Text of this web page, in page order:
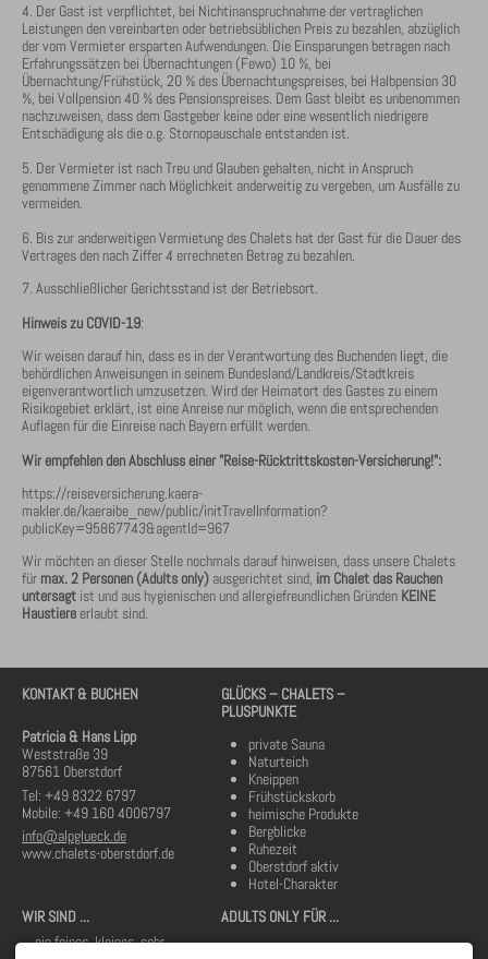
4. Der Gast ist verpflichtet, bei Nichtinanspruchnahme der vertraglichen
Leistungen den vereinbarten oder betriebsüblichen Preis zu bezahlen, abzüglich
der vom Vermieter ersparten Aufwendungen. Die Einsparungen betragen nach
Erfahrungssätzen bei Übernachtungen (Fewo) 10 %, bei
Übernachtung/Frühstück, 20 % des Übernachtungspreises, bei Halbpension 30
%, bei Vollpension 40 % des Pensionspreises. Dem Gast bleibt es unbenommen
nachzuweisen, dass dem Gastgeber keine oder eine wesentlich niedrigere
Entschädigung als die o.g. Stornopauschale entstanden ist.
5. Der Vermieter ist nach Treu und Glauben gehalten, nicht in Anspruch
genommene Zimmer nach Möglichkeit anderweitig zu vergeben, um Ausfälle zu
vermeiden.
6. Bis zur anderweitigen Vermietung des Chalets hat der Gast für die Dauer des
Vertrages den nach Ziffer 4 errechneten Betrag zu bezahlen.
7. Ausschließlicher Gerichtsstand ist der Betriebsort.
Hinweis zu COVID-19:
Wir weisen darauf hin, dass es in der Verantwortung des Buchenden liegt, die
behördlichen Anweisungen in seinem Bundesland/Landkreis/Stadtkreis
eigenverantwortlich umzusetzen. Wird der Heimatort des Gastes zu einem
Risikogebiet erklärt, ist eine Anreise nur möglich, wenn die entsprechenden
Auflagen für die Einreise nach Bayern erfüllt werden.
Wir empfehlen den Abschluss einer "Reise-Rücktrittskosten-Versicherung!":
https://reiseversicherung.kaera-
makler.de/kaeraibe_new/public/initTravelInformation?
publicKey=95867743&agentId=967
Wir möchten an dieser Stelle nochmals darauf hinweisen, dass unsere Chalets
für max. 2 Personen (Adults only) ausgerichtet sind, im Chalet das Rauchen
untersagt ist und aus hygienischen und allergiefreundlichen Gründen KEINE
Haustiere erlaubt sind.
KONTAKT & BUCHEN
Patricia & Hans Lipp
Weststraße 39
87561 Oberstdorf
Tel: +49 8322 6797
Mobile: +49 160 4006797
info@alpglueck.de
www.chalets-oberstdorf.de
GLÜCKS – CHALETS –
PLUSPUNKTE
private Sauna
Naturteich
Kneippen
Frühstückskorb
heimische Produkte
Bergblicke
Ruhezeit
Oberstdorf aktiv
Hotel-Charakter
WIR SIND ...
... ein feines, kleines, sehr
ADULTS ONLY FÜR ...
Päärchen jeglichen Alters